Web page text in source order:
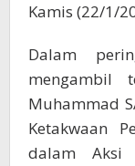
Kamis (22/1/
Dalam
mengambil
Muhammad
Ketakwaan
dalam Aksi